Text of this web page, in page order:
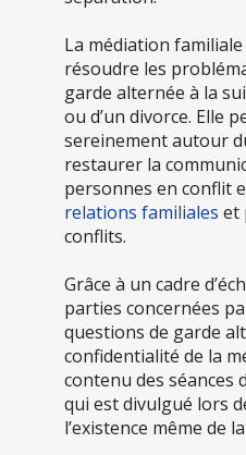
La médiation
résoudre les
garde alternée à la
ou d’un divorce. Elle
sereinement autour
restaurer la
personnes en conflit
relations familiales et
conflits.
Grâce à un cadre
parties concernées
questions de garde
confidentialité de la
contenu des séances
qui est divulgué lors
l’existence même de